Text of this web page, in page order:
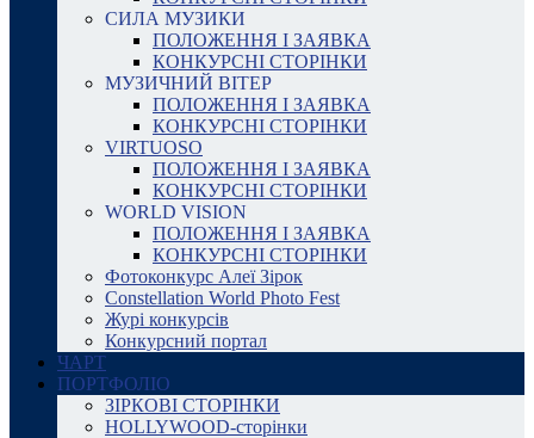
СИЛА МУЗИКИ
ПОЛОЖЕННЯ І ЗАЯВКА
КОНКУРСНІ СТОРІНКИ
МУЗИЧНИЙ ВІТЕР
ПОЛОЖЕННЯ І ЗАЯВКА
КОНКУРСНІ СТОРІНКИ
VIRTUOSO
ПОЛОЖЕННЯ І ЗАЯВКА
КОНКУРСНІ СТОРІНКИ
WORLD VISION
ПОЛОЖЕННЯ І ЗАЯВКА
КОНКУРСНІ СТОРІНКИ
Фотоконкурс Алеї Зірок
Constellation World Photo Fest
Журі конкурсів
Конкурсний портал
ЧАРТ
ПОРТФОЛІО
ЗІРКОВІ СТОРІНКИ
HOLLYWOOD-сторінки